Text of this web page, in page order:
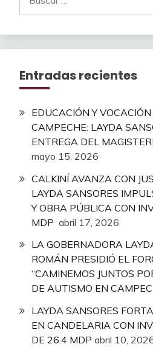
Entradas recientes
EDUCACIÓN Y
CAMPECHE: LAYDA
ENTREGA DEL
mayo 15, 2026
CALKINÍ AVANZA CON
LAYDA SANSORES
Y OBRA PÚBLICA CON
MDP abril 17, 2026
LA GOBERNADORA
ROMÁN PRESIDIÓ EL
“CAMINEMOS JUNTOS
DE AUTISMO EN
LAYDA SANSORES
EN CANDELARIA CON
DE 26.4 MDP abril 10,